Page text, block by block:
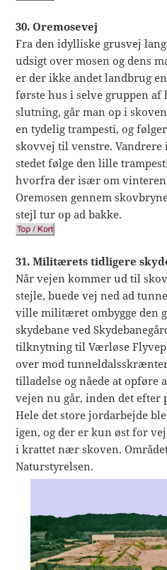
30. Oremosevej
Fra den idylliske grusvej
udsigt over mosen og dens
er der ikke andet landbrug
første hus i selve gruppen af
slutning, går man op i
en tydelig trampesti, og
skovvej til venstre.
stedet følge den lille
hvorfra der især om
Oremosen gennem
stejl tur op ad bakke.
31. Militærets tidligere
Når vejen kommer ud til
stejle, buede vej ned ad
ville militæret ombygge den
skydebane ved
tilknytning til Værløse
over mod
tilladelse og nåede at opføre
vejen nu går, inden det efter
Hele det store jordarbejde
igen, og der er kun øst for
i krattet nær skoven.
Naturstyrelsen.